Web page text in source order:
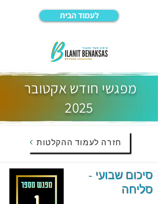
לעמוד הבית
מפגשי חודש אקטובר
2025
חזרה לעמוד ההקלטות
סיכום שבועי -
סליחה